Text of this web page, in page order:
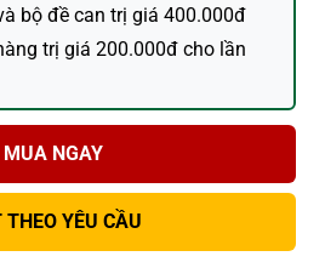
bộ đề can trị giá 400.000đ
trị giá 200.000đ cho lần
MUA NGAY
YÊU CẦU